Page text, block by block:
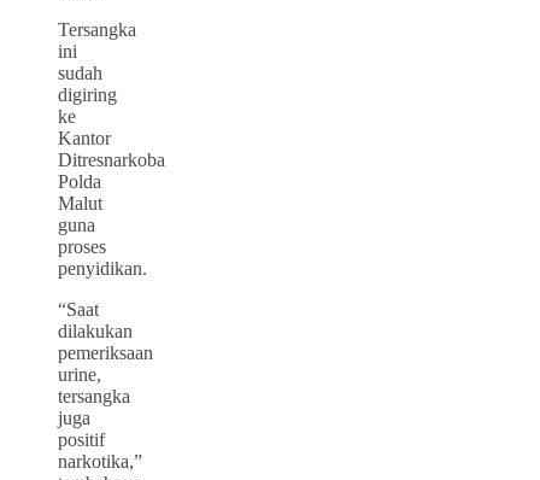
Tersangka
ini
sudah
digiring
ke
Kantor
Ditresnarkoba
Polda
Malut
guna
proses
penyidikan.
“Saat
dilakukan
pemeriksaan
urine,
tersangka
juga
positif
narkotika,”